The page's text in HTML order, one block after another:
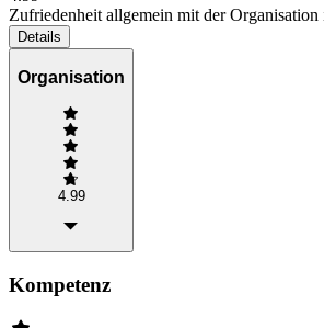
Zufriedenheit allgemein mit der Organisation
Details
Organisation
4.99
Kompetenz